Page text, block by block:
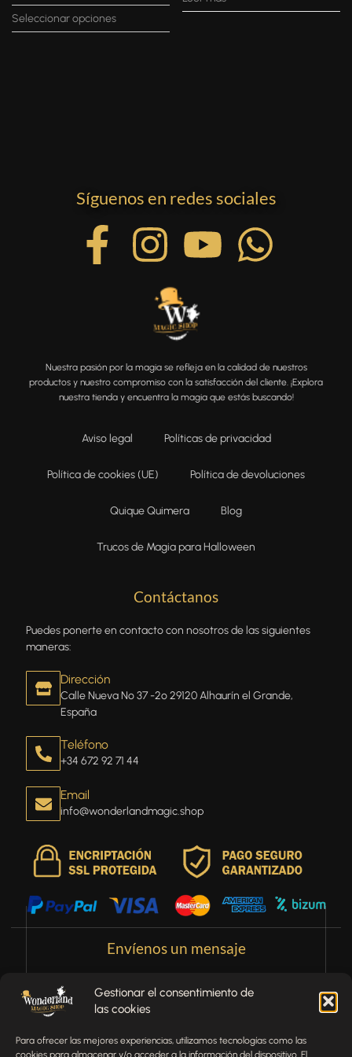
Gestionar el consentimiento de
las cookies
Para ofrecer las mejores experiencias, utilizamos tecnologías como las
cookies para almacenar y/o acceder a la información del dispositivo. El
Seleccionar opciones
Contáctanos
Puedes ponerte en contacto con nosotros de las siguientes
maneras:
Dirección
Calle Nueva Nº 37 -2º 29120 Alhaurín el Grande,
España
Teléfono
+34 672 92 71 44
Email
info@wonderlandmagic.shop
Síguenos en redes sociales
Nuestra pasión por la magia se refleja en la calidad de nuestros
productos y nuestro compromiso con la satisfacción del cliente. ¡Explora
nuestra tienda y encuentra la magia que estás buscando!
Aviso legal Políticas de privacidad
Política de cookies (UE) Política de devoluciones
Quique Quimera Blog
Trucos de Magia para Halloween
Envíenos un mensaje
con tu pedido? Estamos aquí para ayudarte.